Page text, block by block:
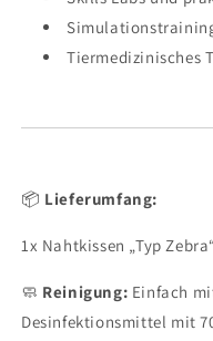
Tiermedizinisches
📦 Lieferumfang:
1x Nahtkissen „Typ
🧼 Reinigung: Einfach
Desinfektionsmittel mit